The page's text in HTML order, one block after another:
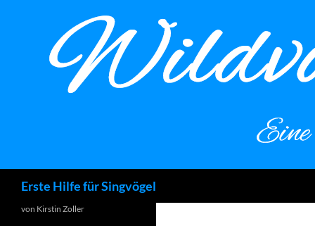
Erste Hilfe für Singvögel
von Kirstin Zoller